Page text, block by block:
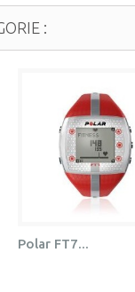
:
Polar FT7...